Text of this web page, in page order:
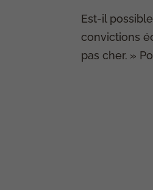
Est-il
convictions
pas cher. »